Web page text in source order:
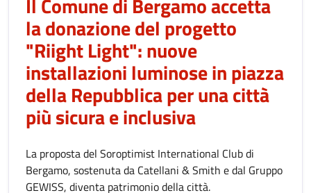
Il Comune di Bergamo accetta
la donazione del progetto
"Riight Light": nuove
installazioni luminose in piazza
della Repubblica per una città
più sicura e inclusiva
La proposta del Soroptimist International Club di
Bergamo, sostenuta da Catellani & Smith e dal Gruppo
GEWISS, diventa patrimonio della città.